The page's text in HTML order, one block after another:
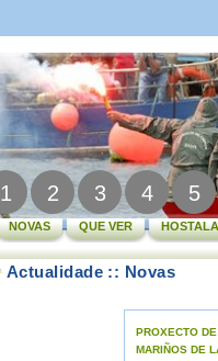
1 2 3 4 5
NOVAS QUE VER
Actualidade :: Novas
PROXECTO
MARIÑOS DE